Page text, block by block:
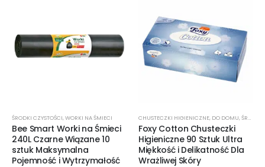
ŚRODKI CZYSTOŚCI,WORKI NA ŚMIECI
Bee Smart Worki na Śmieci
240L Czarne Wiązane 10
sztuk Maksymalna
Pojemność i Wytrzymałość
CHUSTECZKI HIGIENICZNE, DO DOMU,ŚRODKI CZYSTOŚCI
Foxy Cotton Chusteczki
Higieniczne 90 Sztuk Ultra
Miękkość i Delikatność Dla
Wrażliwej Skóry